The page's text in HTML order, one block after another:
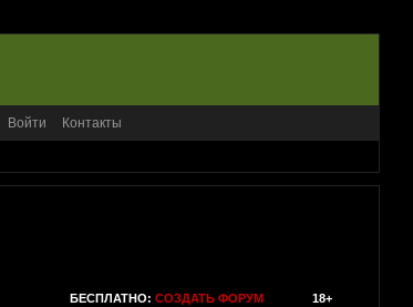
Войти Контакты
БЕСПЛАТНО: СОЗДАТЬ ФОРУМ 18+